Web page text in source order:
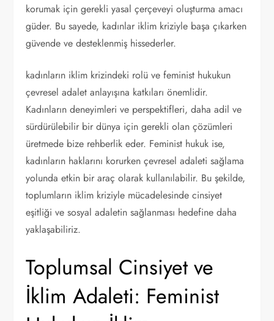
korumak için gerekli yasal çerçeveyi oluşturma amacı
güder. Bu sayede, kadınlar iklim kriziyle başa çıkarken
güvende ve desteklenmiş hissederler.
kadınların iklim krizindeki rolü ve feminist hukukun
çevresel adalet anlayışına katkıları önemlidir.
Kadınların deneyimleri ve perspektifleri, daha adil ve
sürdürülebilir bir dünya için gerekli olan çözümleri
üretmede bize rehberlik eder. Feminist hukuk ise,
kadınların haklarını korurken çevresel adaleti sağlama
yolunda etkin bir araç olarak kullanılabilir. Bu şekilde,
toplumların iklim kriziyle mücadelesinde cinsiyet
eşitliği ve sosyal adaletin sağlanması hedefine daha
yaklaşabiliriz.
Toplumsal Cinsiyet ve
İklim Adaleti: Feminist